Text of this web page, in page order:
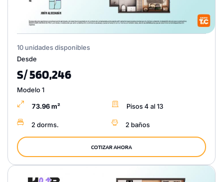
10 unidades disponibles
Desde
S/ 560,246
Modelo 1
73.96 m² Pisos 4 al 13
2 dorms. 2 baños
COTIZAR AHORA